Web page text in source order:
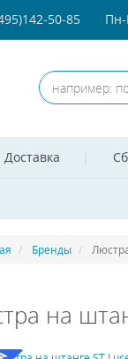
50-85 Пн-
Доставка
Бренды
на